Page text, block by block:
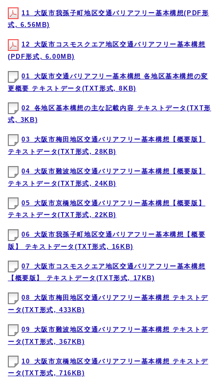
11_大阪市我孫子町地区交通バリアフリー基本構想(PDF形
式, 6.56MB)
12_大阪市コスモスクエア地区交通バリアフリー基本構想
(PDF形式, 6.00MB)
01_大阪市交通バリアフリー基本構想 各地区基本構想の変
更概要 テキストデータ(TXT形式, 8KB)
02_各地区基本構想の主な記載内容 テキストデータ(TXT形
式, 3KB)
03_大阪市梅田地区交通バリアフリー基本構想【概要版】
テキストデータ(TXT形式, 28KB)
04_大阪市難波地区交通バリアフリー基本構想【概要版】
テキストデータ(TXT形式, 24KB)
05_大阪市京橋地区交通バリアフリー基本構想【概要版】
テキストデータ(TXT形式, 22KB)
06_大阪市我孫子町地区交通バリアフリー基本構想【概要
版】 テキストデータ(TXT形式, 16KB)
07_大阪市コスモスクエア地区交通バリアフリー基本構想
【概要版】 テキストデータ(TXT形式, 17KB)
08_大阪市梅田地区交通バリアフリー基本構想 テキストデ
ータ(TXT形式, 433KB)
09_大阪市難波地区交通バリアフリー基本構想 テキストデ
ータ(TXT形式, 367KB)
10_大阪市京橋地区交通バリアフリー基本構想 テキストデ
ータ(TXT形式, 716KB)